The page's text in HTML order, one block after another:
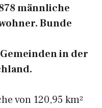
männliche
Bunde
in der
von 120,95 km²